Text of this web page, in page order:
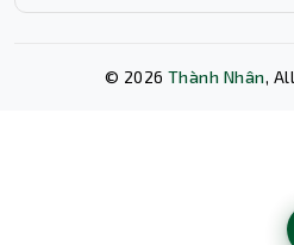
© 2026 Thành Nhân,